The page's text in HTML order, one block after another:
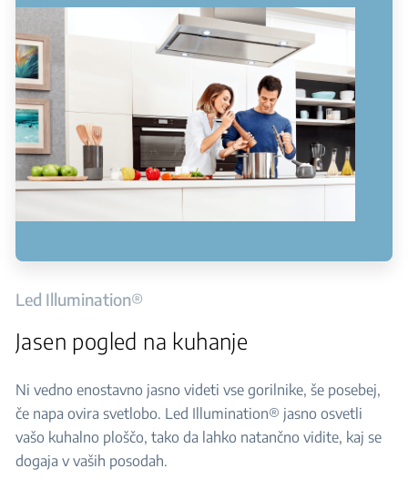
Led Illumination®
Jasen pogled na kuhanje
Ni vedno enostavno jasno videti vse gorilnike, še posebej,
če napa ovira svetlobo. Led Illumination® jasno osvetli
vašo kuhalno ploščo, tako da lahko natančno vidite, kaj se
dogaja v vaših posodah.